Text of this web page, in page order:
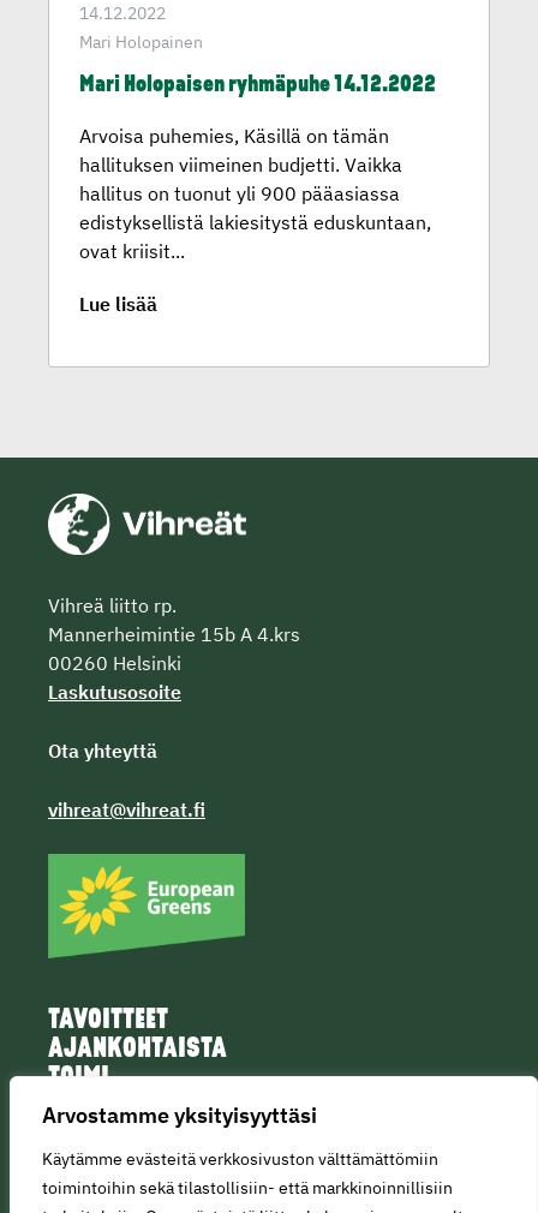
Arvostamme yksityisyyttäsi
Käytämme evästeitä verkkosivuston välttämättömiin
toimintoihin sekä tilastollisiin- että markkinoinnillisiin
14.12.2022
Mari Holopainen
Mari Holopaisen ryhmäpuhe 14.12.2022
Arvoisa puhemies, Käsillä on tämän
hallituksen viimeinen budjetti. Vaikka
hallitus on tuonut yli 900 pääasiassa
edistyksellistä lakiesitystä eduskuntaan,
ovat kriisit...
Lue lisää
Vihreä liitto rp.
Mannerheimintie 15b A 4.krs
00260 Helsinki
Laskutusosoite
Ota yhteyttä
vihreat@vihreat.fi
TAVOITTEET
AJANKOHTAISTA
TOIMI
IHMISET